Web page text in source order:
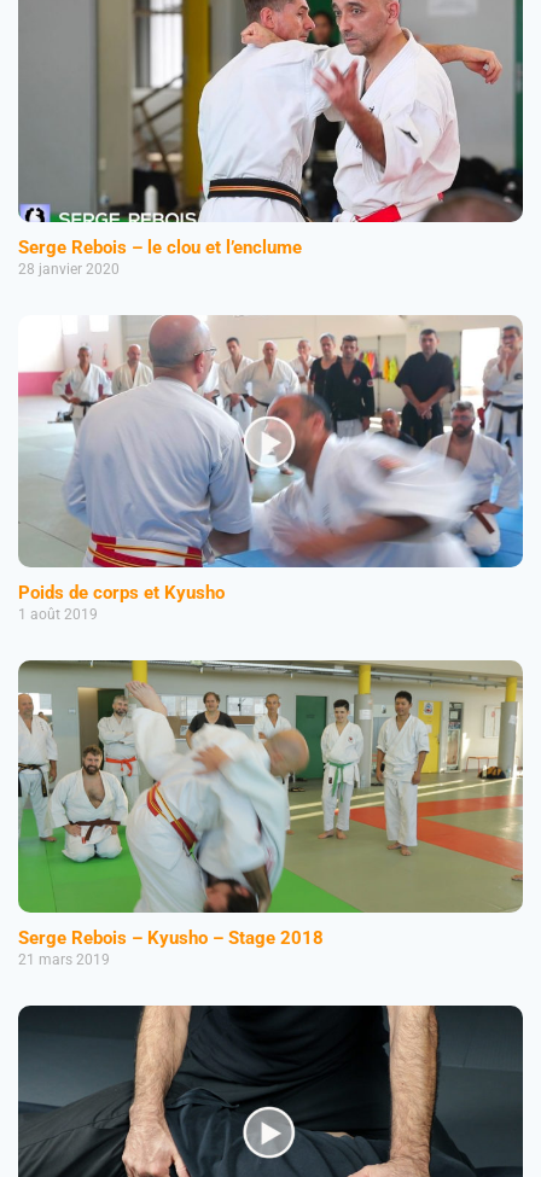
Serge Rebois – le clou et l’enclume
28 janvier 2020
Poids de corps et Kyusho
1 août 2019
Serge Rebois – Kyusho – Stage 2018
21 mars 2019